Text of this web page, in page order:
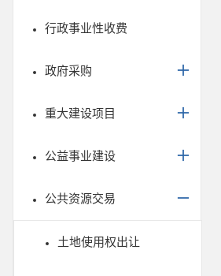
行政事业性收费
政府采购
重大建设项目
公益事业建设
公共资源交易
土地使用权出让